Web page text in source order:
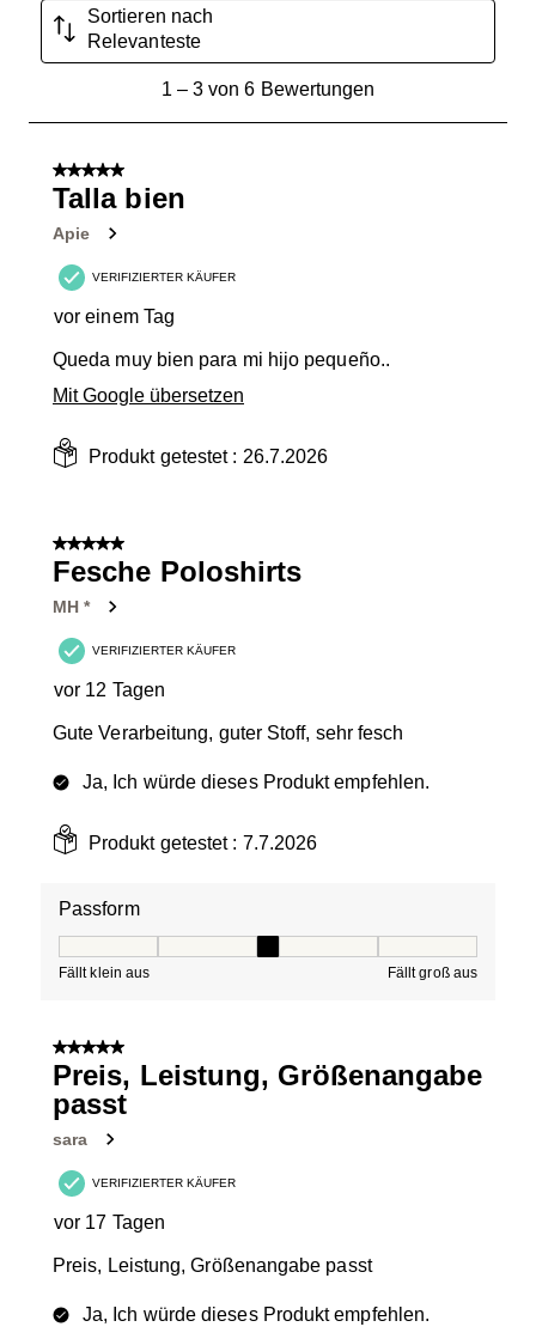
Sortieren nach
Relevanteste
von
Bewertungen.
1– 3 von 6 Bewertungen
5 von 5 Sternen.
Talla bien
Apie
VERIFIZIERTER KÄUFER
vor einem Tag
Queda muy bien para mi hijo pequeño..
Mit Google übersetzen
Produkt getestet : 26.7.2026
5 von 5 Sternen.
Fesche Poloshirts
MH *
VERIFIZIERTER KÄUFER
vor 12 Tagen
Gute Verarbeitung, guter Stoff, sehr fesch
Ja, Ich würde dieses Produkt empfehlen.
Produkt getestet : 7.7.2026
Passform
Fällt klein aus Fällt groß aus
5 von 5 Sternen.
Preis, Leistung, Größenangabe
passt
sara
VERIFIZIERTER KÄUFER
vor 17 Tagen
Preis, Leistung, Größenangabe passt
Ja, Ich würde dieses Produkt empfehlen.